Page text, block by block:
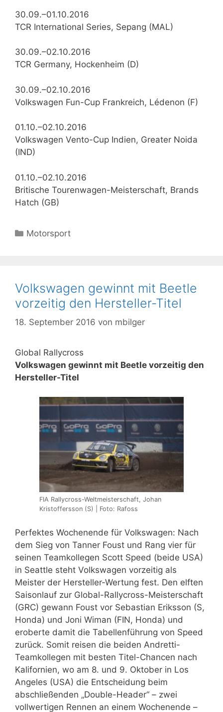
30.09.–01.10.2016
TCR International Series, Sepang (MAL)
30.09.–02.10.2016
TCR Germany, Hockenheim (D)
30.09.–02.10.2016
Volkswagen Fun-Cup Frankreich, Lédenon (F)
01.10.–02.10.2016
Volkswagen Vento-Cup Indien, Greater Noida
(IND)
01.10.–02.10.2016
Britische Tourenwagen-Meisterschaft, Brands
Hatch (GB)
Kategorien
Motorsport
Volkswagen gewinnt mit Beetle
vorzeitig den Hersteller-Titel
18. September 2016 von mbilger
Global Rallycross
Volkswagen gewinnt mit Beetle vorzeitig den
Hersteller-Titel
FIA Rallycross-Weltmeisterschaft, Johan
Kristoffersson (S) | Foto: Rafoss
Perfektes Wochenende für Volkswagen: Nach
dem Sieg von Tanner Foust und Rang vier für
seinen Teamkollegen Scott Speed (beide USA)
in Seattle steht Volkswagen vorzeitig als
Meister der Hersteller-Wertung fest. Den elften
Saisonlauf zur Global-Rallycross-Meisterschaft
(GRC) gewann Foust vor Sebastian Eriksson (S,
Honda) und Joni Wiman (FIN, Honda) und
eroberte damit die Tabellenführung von Speed
zurück. Somit reisen die beiden Andretti-
Teamkollegen mit besten Titel-Chancen nach
Kalifornien, wo am 8. und 9. Oktober in Los
Angeles (USA) die Entscheidung beim
abschließenden „Double-Header“ – zwei
vollwertigen Rennen an einem Wochenende –